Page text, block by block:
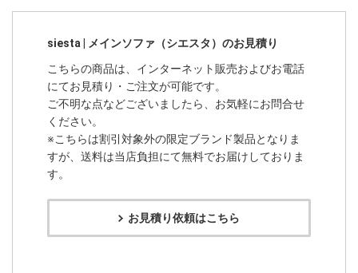
siesta | メインソファ（シエスタ）のお見積り
こちらの商品は、インターネット販売およびお電話
にてお見積り・ご注文が可能です。
ご不明な点などございましたら、お気軽にお問合せ
ください。
※こちらは割引対象外の限定ブランド製品となりま
すが、送料は当店負担にて無料でお届けしておりま
す。
お見積り依頼はこちら